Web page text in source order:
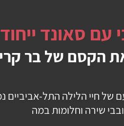
עם סאונד
הקסם של בר
של חיי הלילה התל-אביביים
שירה וחלומות במה